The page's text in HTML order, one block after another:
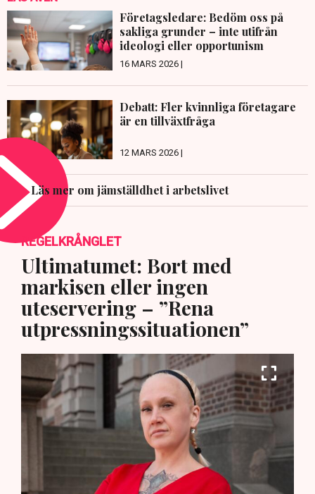
Företagsledare: Bedöm oss på
sakliga grunder – inte utifrån
ideologi eller opportunism
16 MARS 2026 |
Debatt: Fler kvinnliga företagare
är en tillväxtfråga
12 MARS 2026 |
Läs mer om jämställdhet i arbetslivet
REGELKRÅNGLET
Ultimatumet: Bort med
markisen eller ingen
uteservering – ”Rena
utpressningssituationen”